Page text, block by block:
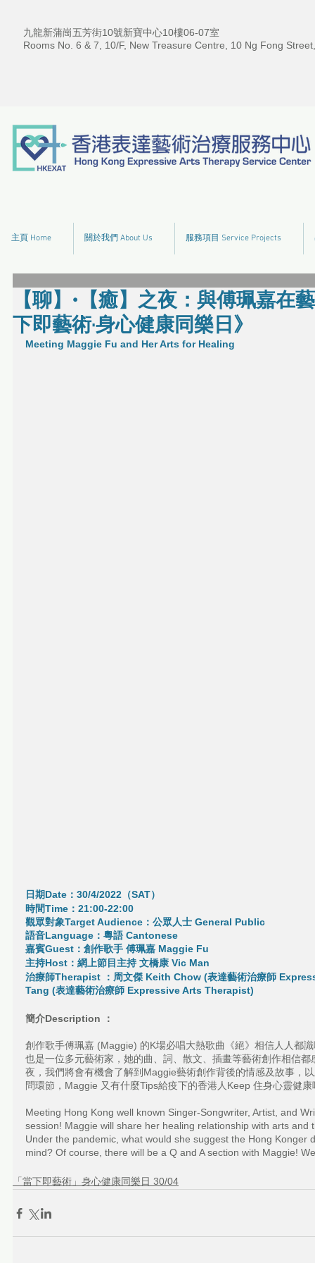
九龍新蒲崗五芳街10號新寶中心10樓06-07室
Rooms No. 6 & 7, 10/F, New Treasure Centre, 10 Ng Fong
主頁 Home 關於我們 About Us 服務項目 Service Projects
【聊】•【癒】之夜：與傅珮嘉在
下即藝術·身心健康同樂日》
Meeting Maggie Fu and Her Arts for Healing
日期Date：30/4/2022（SAT）
時間Time：21:00-22:00
觀眾對象Target Audience：公眾人士 General Public
語音Language：粵語 Cantonese
嘉賓Guest：創作歌手 傅珮嘉 Maggie Fu
主持Host：網上節目主持 文橋康 Vic Man
治療師Therapist ：周文傑 Keith Chow (表達藝術治療師
Tang (表達藝術治療師 Expressive Arts Therapist)
簡介Description ：
創作歌手傅珮嘉 (Maggie) 的K場必唱大熱歌曲《絕》相信人人都
也是一位多元藝術家，她的曲、詞、散文、插畫等藝術創作相信
夜，我們將會有機會了解到Maggie藝術創作背後的情感及故事，
問環節，Maggie 又有什麼Tips給疫下的香港人Keep 住身心靈健
Meeting Hong Kong well known Singer-Songwriter, Artist, and
session! Maggie will share her healing relationship with arts
Under the pandemic, what would she suggest the Hong
mind? Of course, there will be a Q and A section with Maggie!
「當下即藝術」身心健康同樂日 30/04